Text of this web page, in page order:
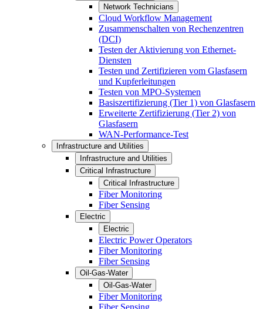
Network Technicians
Cloud Workflow Management
Zusammenschalten von Rechenzentren
(DCI)
Testen der Aktivierung von Ethernet-
Diensten
Testen und Zertifizieren vom Glasfasern
und Kupferleitungen
Testen von MPO-Systemen
Basiszertifizierung (Tier 1) von Glasfasern
Erweiterte Zertifizierung (Tier 2) von
Glasfasern
WAN-Performance-Test
Infrastructure and Utilities
Infrastructure and Utilities
Critical Infrastructure
Critical Infrastructure
Fiber Monitoring
Fiber Sensing
Electric
Electric
Electric Power Operators
Fiber Monitoring
Fiber Sensing
Oil-Gas-Water
Oil-Gas-Water
Fiber Monitoring